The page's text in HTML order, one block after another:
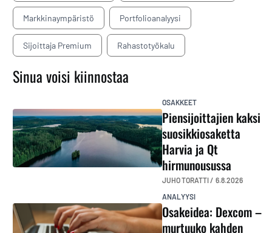
Markkinaympäristö Portfolioanalyysi
Sijoittaja Premium Rahastotyökalu
Sinua voisi kiinnostaa
OSAKKEET
Piensijoittajien kaksi
suosikkiosaketta
Harvia ja Qt
hirmunousussa
JUHO TORATTI / 6.8.2026
ANALYYSI
Osakeidea: Dexcom –
murtuuko kahden